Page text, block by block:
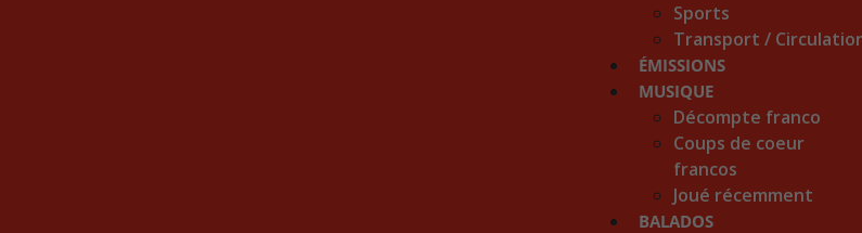
Sports
Transport /
ÉMISSIONS
MUSIQUE
Décompte franco
Coups de coeur
francos
Joué récemment
BALADOS